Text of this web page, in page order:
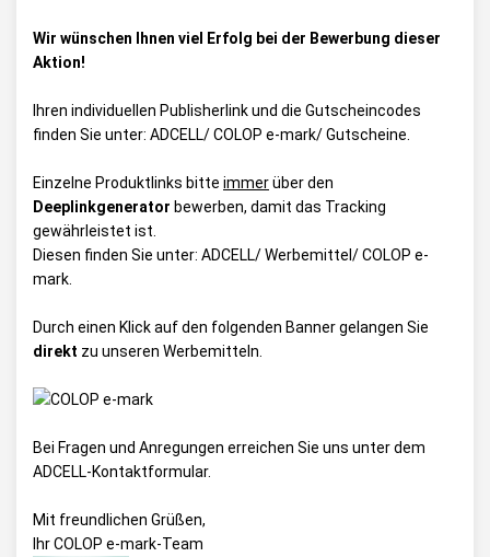
Wir wünschen Ihnen viel Erfolg bei der Bewerbung dieser
Aktion!
Ihren individuellen Publisherlink und die Gutscheincodes
finden Sie unter: ADCELL/ COLOP e-mark/ Gutscheine
Einzelne Produktlinks bitte immerüber den
Deeplinkgenerator bewerben, damit das Tracking
gewährleistet ist.
Diesen finden Sie unter: ADCELL/ Werbemittel/ COLOP e-
mark
Durch einen Klick auf den folgenden Banner gelangen Sie
direkt zu unseren Werbemitteln.
Bei Fragen und Anregungen erreichen Sie uns unter dem
ADCELL-Kontaktformular.
Mit freundlichen Grüßen,
Ihr COLOP e-mark-Team